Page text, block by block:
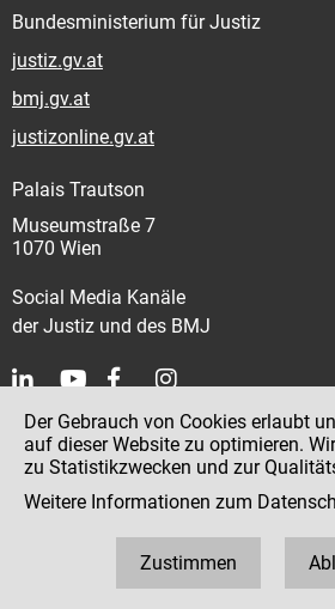
Bundesministerium für Justiz
justiz.gv.at
bmj.gv.at
justizonline.gv.at
Palais Trautson
Museumstraße 7
1070 Wien
Social Media Kanäle
der Justiz und des BMJ
Kontakt
Impressum
Datenschutz
Hinweisgeber:innenplattform (für
Der Gebrauch von Cookies erlaubt
auf dieser Website zu optimieren.
zu Statistikzwecken und zur
Weitere Informationen zum
Zustimmen